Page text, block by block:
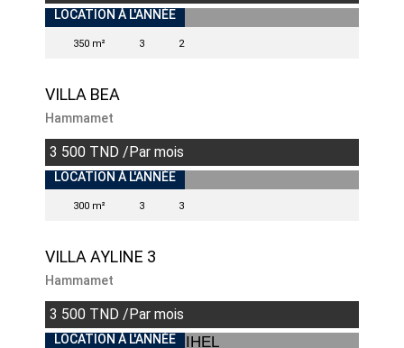
LOCATION À L'ANNÉE
350 m² 3 2
VILLA BEA
Hammamet
3 500 TND /Par mois
LOCATION À L'ANNÉE
300 m² 3 3
VILLA AYLINE 3
Hammamet
3 500 TND /Par mois
LOCATION À L'ANNÉE